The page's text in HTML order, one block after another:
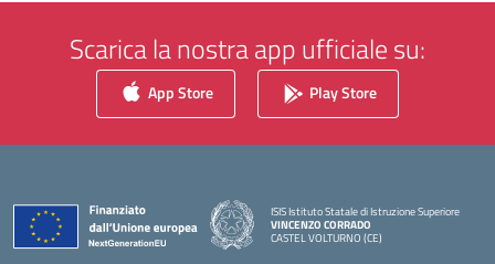
Scarica la nostra app ufficiale su:
App Store Play Store
ISIS Istituto Statale di Istruzione Superiore
VINCENZO CORRADO
CASTEL VOLTURNO (CE)